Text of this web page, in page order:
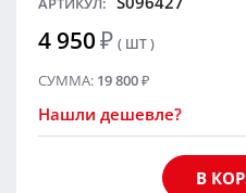
4 950₽ ( ШТ )
СУММА: 19 800₽
Нашли дешевле?
В